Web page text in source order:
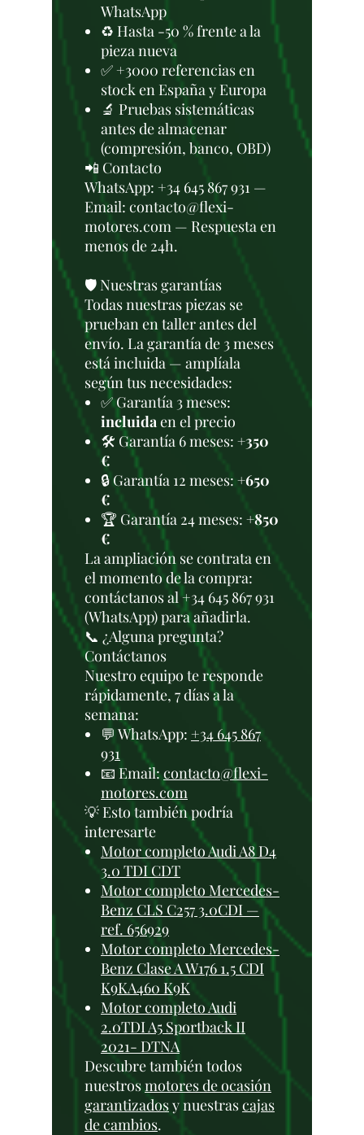
WhatsApp
♻️ Hasta -50 % frente a la
pieza nueva
✅ +3000 referencias en
stock en España y Europa
🔬 Pruebas sistemáticas
antes de almacenar
(compresión, banco, OBD)
📲 Contacto
WhatsApp: +34 645 867 931 —
Email: contacto@flexi-
motores.com — Respuesta en
menos de 24h.
🛡️ Nuestras garantías
Todas nuestras piezas se
prueban en taller antes del
envío. La garantía de 3 meses
está incluida — amplíala
según tus necesidades:
✅ Garantía 3 meses:
incluidaen el precio
🛠️ Garantía 6 meses: +350
€
🔒 Garantía 12 meses:+650
€
🏆 Garantía 24 meses: +850
€
La ampliación se contrata en
el momento de la compra:
contáctanos al +34 645 867 931
(WhatsApp) para añadirla.
📞 ¿Alguna pregunta?
Contáctanos
Nuestro equipo te responde
rápidamente, 7 días a la
semana:
💬 WhatsApp: +34 645 867
931
📧 Email:contacto@flexi-
motores.com
💡 Esto también podría
interesarte
Motor completo Audi A8 D4
3.0 TDI CDT
Motor completo Mercedes-
Benz CLS C257 3.0CDI —
ref. 656929
Motor completo Mercedes-
Benz Clase A W176 1.5 CDI
K9KA460 K9K
Motor completo Audi
2.0TDI A5 Sportback II
2021- DTNA
Descubre también todos
nuestrosmotores de ocasión
garantizadosy nuestrascajas
de cambios.